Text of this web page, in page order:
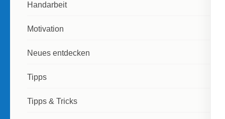
Handarbeit
Motivation
Neues entdecken
Tipps
Tipps & Tricks